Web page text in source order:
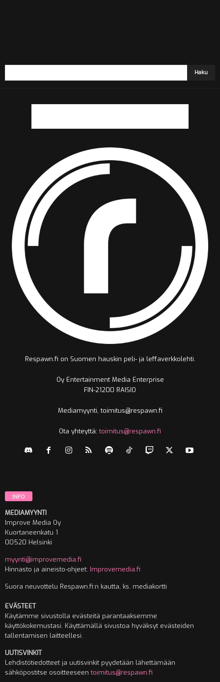
Respawn.fi on Suomen hauskin peli- ja leffaverkkolehti.
Oy Entertainment Media Enterprise
FIN-21200 RAISIO
Mediamyynti, toimitus@respawn.fi
Ota yhteyttä:toimitus@respawn.fi
INFO
MEDIAMYYNTI
Improve Media Oy
Kuortaneenkatu 1
00520 Helsinki
myynti@improvemedia.fi
Hinnasto ja aineisto-ohjeet: Improvemedia.fi
Suora neuvottelu Respawn.fi:n kautta, ks. mediakortti
EVÄSTEET
Käytämme sivustolla evästeitä parantaaksemme
käyttökokemustasi. Käyttämällä sivustoa hyväksyt evästeiden
tallentamisen laitteellesi.
UUTISVINKIT
Lehdistötiedotteet ja uutisvinkit pyydetään lähettämään
sähköpostitse osoitteeseentoimitus@respawn.fi